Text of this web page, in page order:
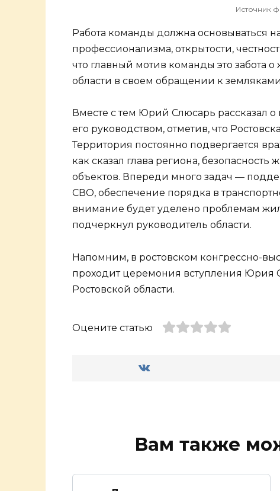
Источник
Работа команды должна основываться
профессионализма, открытости,
что главный мотив команды это забота
области в своем обращении к
Вместе с тем Юрий Слюсарь рассказал
его руководством, отметив, что
Территория постоянно подвергается
как сказал глава региона,
объектов. Впереди много задач —
СВО, обеспечение порядка в
внимание будет уделено проблемам
подчеркнул руководитель области.
Напомним, в ростовском конгрессно-
проходит церемония вступления Юрия
Ростовской области.
Оцените статью
Вам также